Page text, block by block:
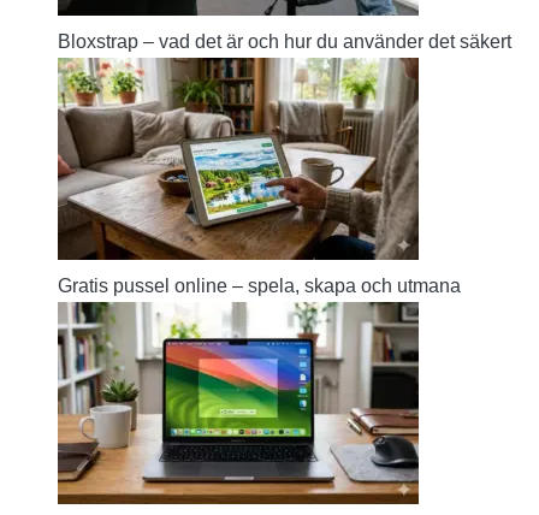
Bloxstrap – vad det är och hur du använder det säkert
Gratis pussel online – spela, skapa och utmana